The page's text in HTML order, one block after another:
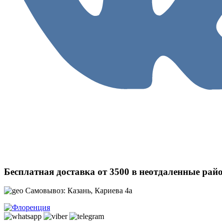
Бесплатная доставка от 3500 в неотдаленные
Самовывоз: Казань, Кариева 4а